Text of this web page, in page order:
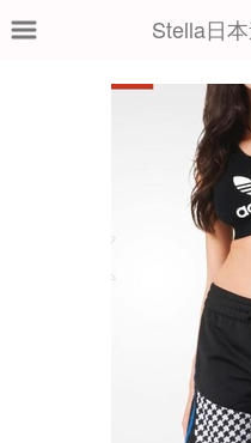
Stella日